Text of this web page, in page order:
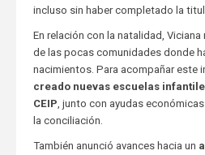
incluso sin haber completado la
En relación con la natalidad,
de las pocas comunidades donde
nacimientos. Para acompañar este
creado nuevas escuelas
CEIP , junto con ayudas
la conciliación.
También anunció avances hacia un